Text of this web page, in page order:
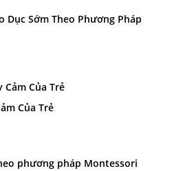
Dục Sớm Theo Phương Pháp
Của Trẻ